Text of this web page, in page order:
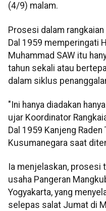
(4/9) malam.
Prosesi dalam
Dal 1959 memperingati
Muhammad SAW itu
tahun sekali atau
dalam siklus
"Ini hanya diadakan
ujar Koordinator
Dal 1959 Kanjeng Raden
Kusumanegara saat
Ia menjelaskan,
usaha Pangeran
Yogyakarta, yang
selepas salat Jumat di